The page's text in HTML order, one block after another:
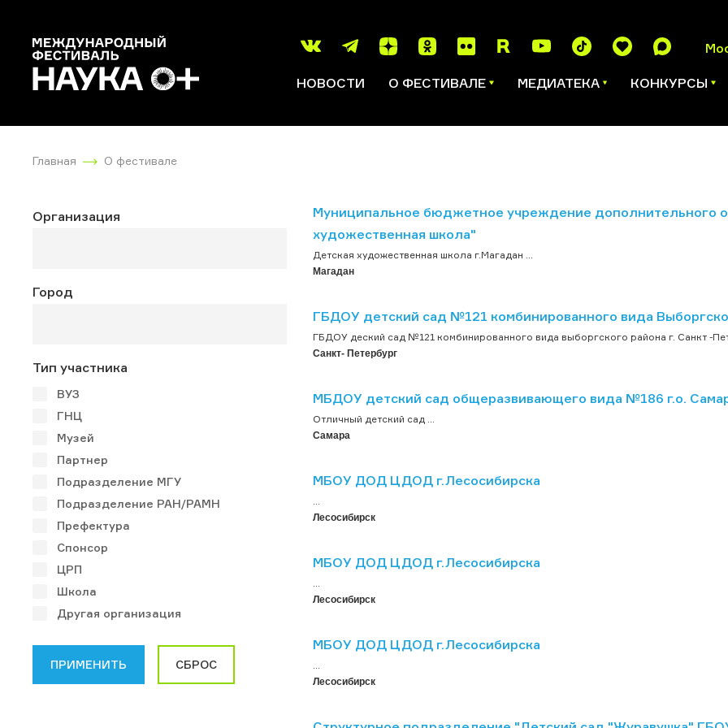
НОВОСТИ О ФЕСТИВАЛЕ МЕДИАТЕКА КОНКУРСЫ
Главная О фестивале
Организация
Город
Тип участника
ВУЗ
ГНЦ
Музей
Партнер
Подразделение МГУ
Подразделение РАН/РАМН
Префектура
Спонсор
ЦРП
Школа
Другая организация
Муниципальное бюджетное учреждение дополнительного
художественная школа"
Детская художественная школа г.Магадан ...
Магадан
ГБДОУ детский сад №121 комбинированного вида
ГБДОУ деский сад №121 комбинированного вида выборгского района г. Санкт -
Санкт- Петербург
МБДОУ детский сад общеразвивающего вида №186 г.о.
Отличный детский сад ...
Самара
МБОУ ДОД ЦДОД г.Лесосибирска
Лесосибирск
МБОУ ДОД ЦДОД г.Лесосибирска
Лесосибирск
МБОУ ДОД ЦДОД г.Лесосибирска
Лесосибирск